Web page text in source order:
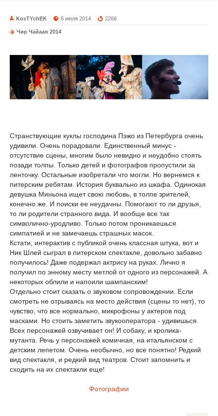
KosTYchEK 6 июля 2014 2266
Чир Чайаан 2014
Странствующие куклы господина Пэжо из Петербурга очень
удивили. Очень порадовали. Единственный минус -
отсутствие сцены, многим было невидно и неудобно стоять
позади толпы. Только детей и фотографов пропустили за
ленточку. Остальные изобретали что могли. Но вернемся к
питерским ребятам. История буквально из шкафа. Одинокая
девушка Миньона ищет свою любовь, в толпе зрителей,
конечно же. И поиски ее неудачны. Помогают то ли друзья,
то ли родители странного вида. И вообще все так
символично-уродливо. Только потом проникаешься
симпатией и не замечаешь страшных масок.
Кстати, интерактив с публикой очень классная штука, вот и
Ник Шлей сыграл в питерском спектакле, довольно забавно
получилось! Даже подержал актрису на руках. Лично я
получил по энному месту метлой от одного из персонажей. А
некоторых облили и напоили шампанским!
Отдельно стоит сказать о звуковом сопровождении. Если
смотреть не отрываясь на место действия (сцены то нет), то
чувство, что все нормально, микрофоны у актеров под
масками. Но стоить заметить звукооператора - удивишься.
Всех персонажей озвучивает он! И собаку, и кролика-
мутанта. Речь у персонажей комичная, на итальянском с
детским лепетом. Очень необычно, но все понятно! Редкий
вид спектакля, и редкий вид театров. Стоит запомнить и
сходить на их спектакли еще!
Фотографии